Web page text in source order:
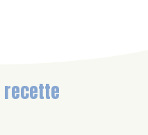
recette